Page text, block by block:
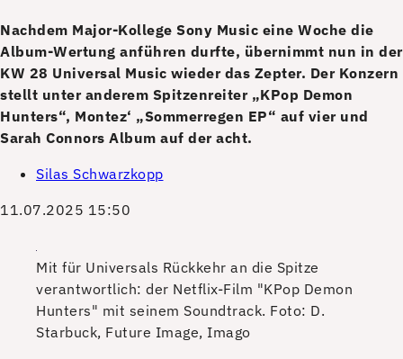
Nachdem Major-Kollege Sony Music eine Woche die
Album-Wertung anführen durfte, übernimmt nun in der
KW 28 Universal Music wieder das Zepter. Der Konzern
stellt unter anderem Spitzenreiter „KPop Demon
Hunters“, Montez‘ „Sommerregen EP“ auf vier und
Sarah Connors Album auf der acht.
Silas Schwarzkopp
11.07.2025 15:50
Mit für Universals Rückkehr an die Spitze
verantwortlich: der Netflix-Film "KPop Demon
Hunters" mit seinem Soundtrack. Foto: D.
Starbuck, Future Image, Imago